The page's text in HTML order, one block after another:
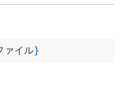
イル}